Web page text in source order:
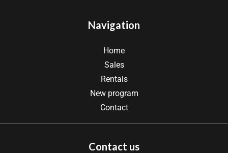
Navigation
Home
Sales
Rentals
New program
Contact
Contact us